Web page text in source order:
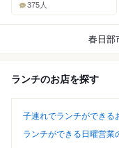
375人
春日部
ランチのお店を探す
子連れでランチができる
ランチができる日曜営業